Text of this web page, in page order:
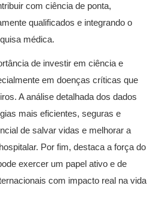
com ciência de ponta,
qualificados e integrando o
médica.
de investir em ciência e
em doenças críticas que
A análise detalhada dos dados
mais eficientes, seguras e
de salvar vidas e melhorar a
Por fim, destaca a força do
exercer um papel ativo e de
com impacto real na vida